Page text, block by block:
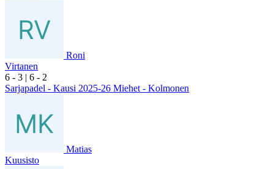
Roni
Virtanen
6 - 3 | 6 - 2
Sarjapadel - Kausi 2025-26 Miehet - Kolmonen
Matias
Kuusisto